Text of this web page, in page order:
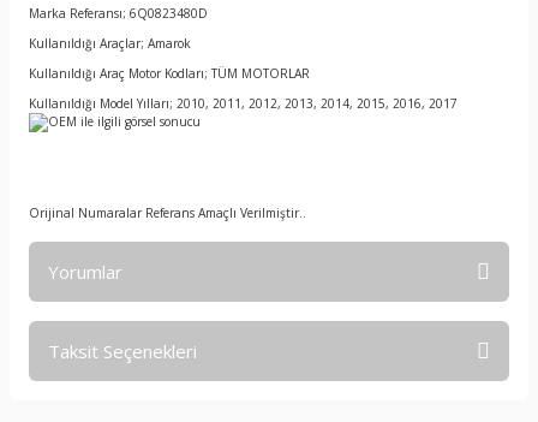
Marka Referansı; 6Q0823480D
Kullanıldığı Araçlar; Amarok
Kullanıldığı Araç Motor Kodları; TÜM MOTORLAR
Kullanıldığı Model Yılları; 2010, 2011, 2012, 2013, 2014, 2015, 2016, 2017
Orijinal Numaralar Referans Amaçlı Verilmiştir..
Yorumlar
Taksit Seçenekleri